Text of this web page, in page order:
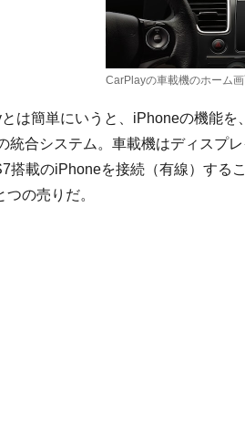
CarPlayの車載機のホーム
は簡単にいうと、iPhoneの機能を
統合システム。車載機はディスプ
搭載のiPhoneを接続（有線）する
つの売りだ。